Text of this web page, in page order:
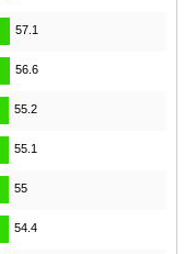
57.1
56.6
55.2
55.1
55
54.4